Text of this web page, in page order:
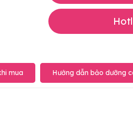
mua Hướng dẫn bảo dưỡng